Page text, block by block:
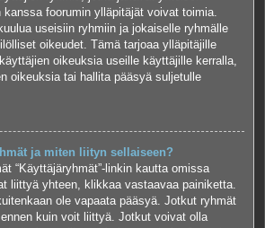
kanssa foorumin ylläpitäjät voivat toimia.
useisiin ryhmiin ja jokaiselle ryhmälle
oikeudet. Tämä tarjoaa ylläpitäjille
oikeuksia useille käyttäjille kerralla,
oikeuksia tai hallita pääsyä suljetulle
ja miten liityn sellaiseen?
“Käyttäjäryhmät”-linkin kautta omissa
liittyä yhteen, klikkaa vastaavaa painiketta.
ole vapaata pääsyä. Jotkut ryhmät
kuin voit liittyä. Jotkut voivat olla